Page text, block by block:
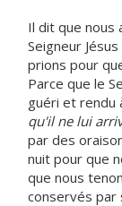
Il dit que nous
Seigneur
prions pour
Parce que le
guéri et rendu
qu'il ne lui
par des
nuit pour que
que nous
conservés par